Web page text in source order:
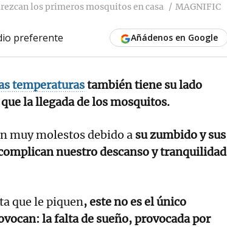
los primeros mosquitos en casa MAGNIFIC
preferente Añádenos en Google
temperaturastambién tiene su lado
la llegada de los mosquitos.
muy molestos debido a su zumbido y sus
nuestro descanso y tranquilidad
que le piquen, este no es el único
la falta de sueño, provocada por